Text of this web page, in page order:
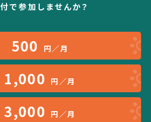
で参加しませんか？
500 円／月
1,000 円／月
3,000 円／月